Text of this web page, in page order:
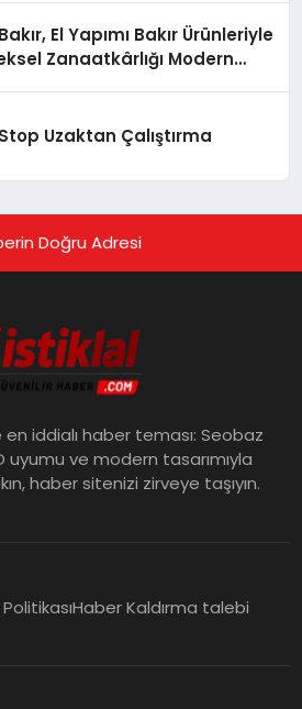
El Yapımı Bakır Ürünleriyle
Zanaatkârlığı Modern
Uzaktan Çalıştırma
Doğru Adresi
en iddialı haber teması: Seobaz
uyumu ve modern tasarımıyla
haber sitenizi zirveye taşıyın.
Haber Kaldırma talebi